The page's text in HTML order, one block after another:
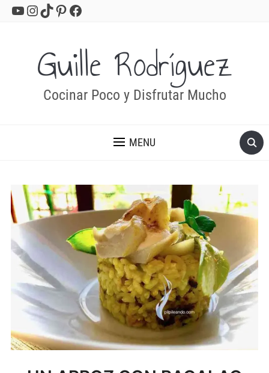
YouTube
Instagram
TikTok
Pinterest
Facebook
Guille Rodríguez
Cocinar Poco y Disfrutar Mucho
MENU